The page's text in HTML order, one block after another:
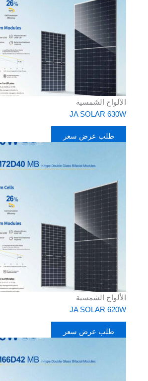
الألواح الشمسية
JA SOLAR 630W
طلب عرض سعر
الألواح الشمسية
JA SOLAR 620W
طلب عرض سعر